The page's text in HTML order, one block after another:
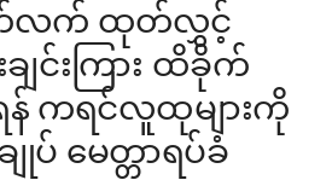
လက် ထုတ်လွှင့်
ျင်းကြား ထိခိုက်
န် ကရင်လူထုများကို
ျုပ် ‌မေတ္တာရပ်ခံ